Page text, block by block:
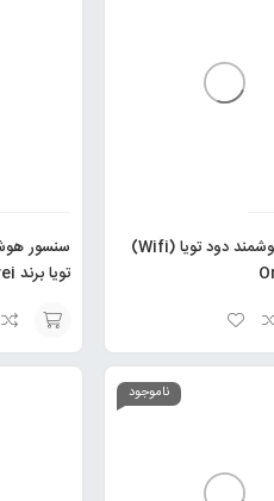
سنسور هوشمند دود تویا (Wifi)
تویا برند Onvei
انتخاب
ناموجود